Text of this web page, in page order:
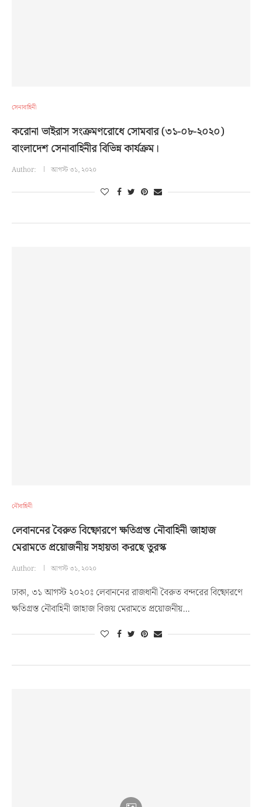
সেনাবাহিনী
করোনা ভাইরাস সংক্রমণরোধে সোমবার (৩১-০৮-২০২০)
বাংলাদেশ সেনাবাহিনীর বিভিন্ন কার্যক্রম।
Author: আগস্ট ৩১, ২০২০
নৌবাহিনী
লেবাননের বৈরুত বিষ্ফোরণে ক্ষতিগ্রস্ত নৌবাহিনী জাহাজ
মেরামতে প্রয়োজনীয় সহায়তা করছে তুরস্ক
Author: আগস্ট ৩১, ২০২০
ঢাকা, ৩১ আগস্ট ২০২০ঃ লেবাননের রাজধানী বৈরুত বন্দরের বিষ্ফোরণে
ক্ষতিগ্রস্ত নৌবাহিনী জাহাজ বিজয় মেরামতে প্রয়োজনীয়…